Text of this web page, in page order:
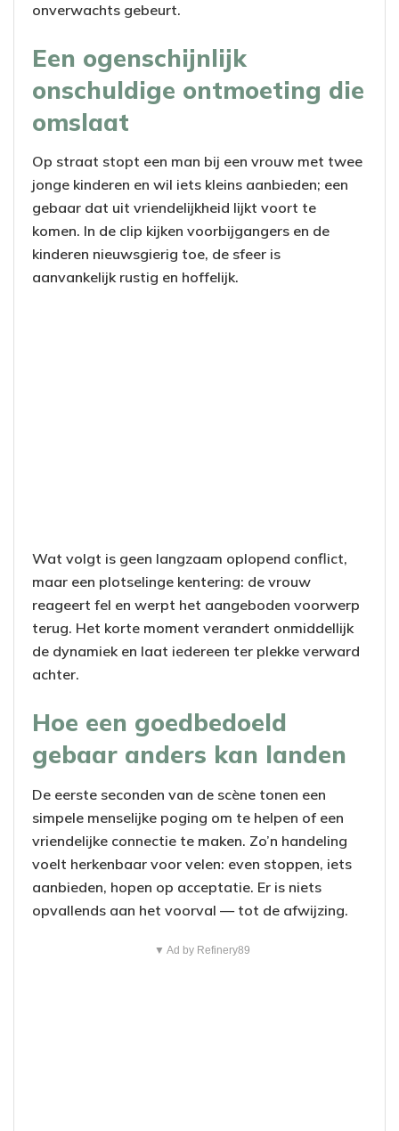
onverwachts gebeurt.
Een ogenschijnlijk
onschuldige ontmoeting die
omslaat
Op straat stopt een man bij een vrouw met twee
jonge kinderen en wil iets kleins aanbieden; een
gebaar dat uit vriendelijkheid lijkt voort te
komen. In de clip kijken voorbijgangers en de
kinderen nieuwsgierig toe, de sfeer is
aanvankelijk rustig en hoffelijk.
Wat volgt is geen langzaam oplopend conflict,
maar een plotselinge kentering: de vrouw
reageert fel en werpt het aangeboden voorwerp
terug. Het korte moment verandert onmiddellijk
de dynamiek en laat iedereen ter plekke verward
achter.
Hoe een goedbedoeld
gebaar anders kan landen
De eerste seconden van de scène tonen een
simpele menselijke poging om te helpen of een
vriendelijke connectie te maken. Zo’n handeling
voelt herkenbaar voor velen: even stoppen, iets
aanbieden, hopen op acceptatie. Er is niets
opvallends aan het voorval — tot de afwijzing.
▼ Ad by Refinery89